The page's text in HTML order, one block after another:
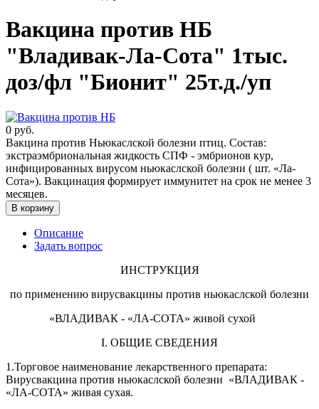
Вакцина против НБ
"Владивак-Ла-Сота" 1тыс.
доз/фл "Бионит" 25т.д./уп
0 руб.
Вакцина против Ньюкаслской болезни птиц. Состав:
экстраэмбриональная жидкость СПФ - эмбрионов кур,
инфицированных вирусом ньюкаслской болезни ( шт. «Ла-
Сота»). Вакцинация формирует иммунитет на срок не менее 3
месяцев.
В корзину
Описание
Задать вопрос
ИНСТРУКЦИЯ
по применению вирусвакцины против ньюкаслской болезни
«ВЛАДИВАК - «ЛА-СОТА» живой сухой
I. ОБЩИЕ СВЕДЕНИЯ
1.Торговое наименование лекарственного препарата:
Вирусвакцина против ньюкаслской болезни «ВЛАДИВАК -
«ЛА-СОТА» живая сухая.